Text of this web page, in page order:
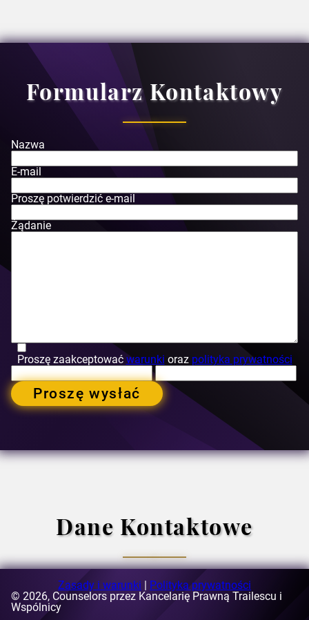
Formularz Kontaktowy
Nazwa
E-mail
Proszę potwierdzić e-mail
Żądanie
Proszę zaakceptować warunki oraz polityka prywatności
Proszę wysłać
Dane Kontaktowe
E-mail: [email protected]
Zasady i warunki | Polityka prywatności
© 2026, Counselors przez Kancelarię Prawną Trailescu i
Wspólnicy